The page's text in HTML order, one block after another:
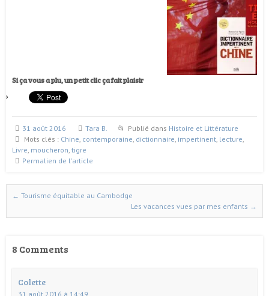
Si ça vous a plu, un petit clic ça fait plaisir
31 août 2016 Tara B. Publié dans Histoire et Littérature
Mots clés : Chine contemporaine dictionnaire impertinent, lecture
Livre moucheron tigre
Permalien de l'article
Naviguer dans les articles
← Tourisme équitable au Cambodge
Les vacances vues par mes enfants →
8 Comments
Colette
31 août 2016 à 14:49